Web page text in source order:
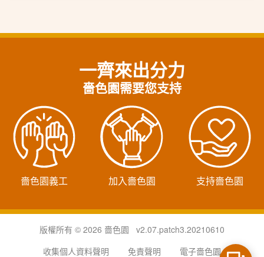
一齊來出分力
嗇色園需要您支持
嗇色園義工 加入嗇色園 支持嗇色園
版權所有 © 2026 嗇色園 v2.07.patch3.20210610
收集個人資料聲明
免責聲明 電子嗇色園